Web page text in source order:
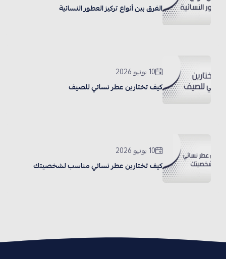
الفرق بين أنواع تركيز العطور النسائية
10 يونيو 2026
كيف تختارين عطر نسائي للصيف
10 يونيو 2026
كيف تختارين عطر نسائي مناسب لشخصيتك